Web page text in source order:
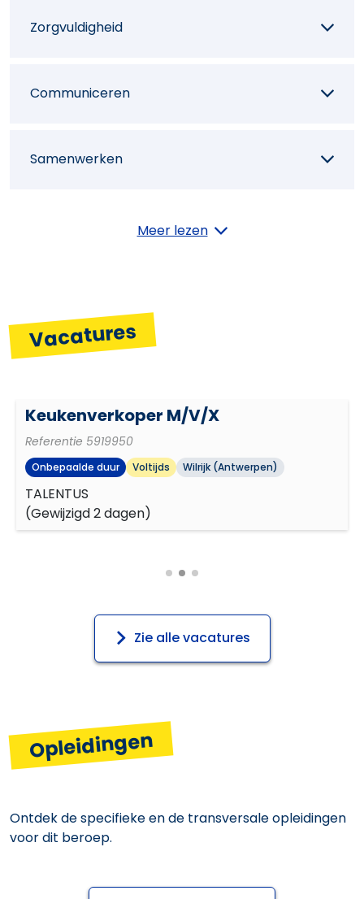
Zorgvuldigheid
Communiceren
Samenwerken
Commercieel inzicht
Plannen en organiseren
Resultaatgerichtheid
Meer lezen
Vacatures
Interieurbouwer M/V/X
Referentie 5920129
Uitzendkracht Voltijds Roeselare
ACCENT CONSTRUCT
(Gewijzigd 2 dagen)
Zie alle vacatures
Opleidingen
Ontdek de specifieke en de transversale opleidingen
voor dit beroep.